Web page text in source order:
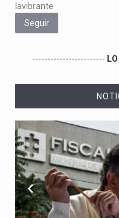
lavibrante
Seguir
------------------------